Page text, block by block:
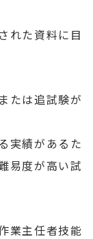
れた資料に目
たは追試験が
実績があるた
易度が高い試
業主任者技能